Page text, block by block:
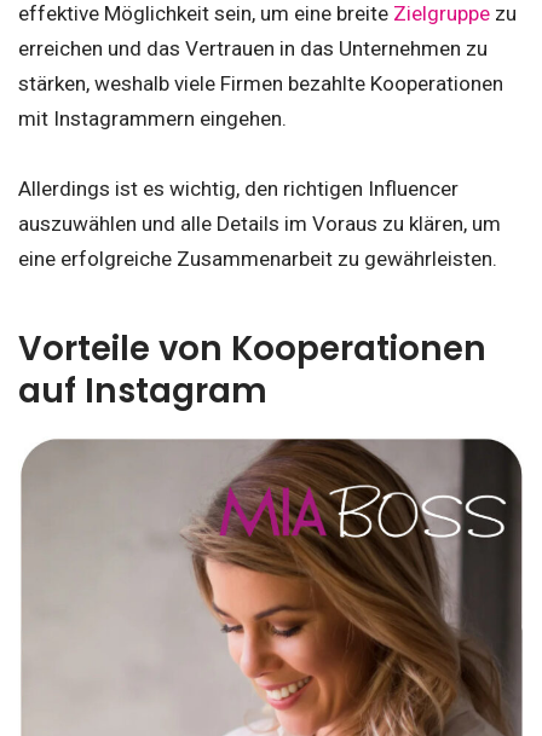
effektive Möglichkeit sein, um eine breite Zielgruppe zu
erreichen und das Vertrauen in das Unternehmen zu
stärken, weshalb viele Firmen bezahlte Kooperationen
mit Instagrammern eingehen.
Allerdings ist es wichtig, den richtigen Influencer
auszuwählen und alle Details im Voraus zu klären, um
eine erfolgreiche Zusammenarbeit zu gewährleisten.
Vorteile von Kooperationen
auf Instagram